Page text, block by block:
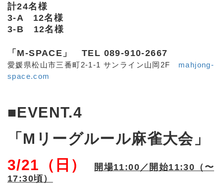
計24名様
3-A 12名様
3-B 12名様
「M-SPACE」 TEL 089-910-2667
愛媛県松山市三番町2-1-1 サンライン山岡2F mahjong-
space.com
■EVENT.4
「Mリーグルール麻雀大会」
3/21（日）
開場11:00／開始11:30（〜
17:30頃）